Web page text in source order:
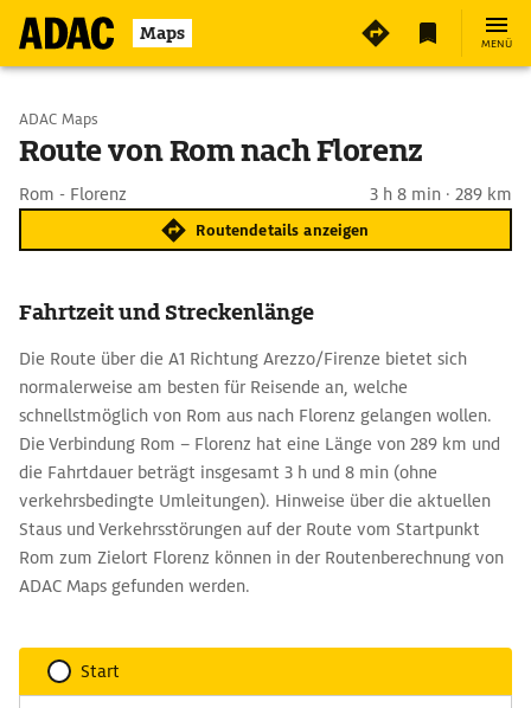
Maps MENÜ
Start wählen
ADAC Maps
Route von Rom nach Florenz
Rom - Florenz 3 h 8 min · 289 km
Routendetails anzeigen
Fahrtzeit und Streckenlänge
Die Route über die A1 Richtung Arezzo/Firenze bietet sich
normalerweise am besten für Reisende an, welche
schnellstmöglich von Rom aus nach Florenz gelangen wollen.
Die Verbindung Rom – Florenz hat eine Länge von 289 km und
die Fahrtdauer beträgt insgesamt 3 h und 8 min (ohne
verkehrsbedingte Umleitungen). Hinweise über die aktuellen
Staus und Verkehrsstörungen auf der Route vom Startpunkt
Rom zum Zielort Florenz können in der Routenberechnung von
ADAC Maps gefunden werden.
Start